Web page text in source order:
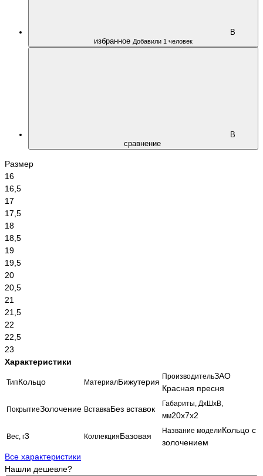
В
избранное Добавили 1 человек
В
сравнение
Размер
16
16,5
17
17,5
18
18,5
19
19,5
20
20,5
21
21,5
22
22,5
23
Характеристики
ТипКольцо МатериалБижутерия
ПроизводительЗАО
Красная пресня
ПокрытиеЗолочение ВставкаБез вставок
Габариты, ДхШхВ,
мм20х7х2
Вес, г3 КоллекцияБазовая
Название моделиКольцо с
золочением
Все характеристики
Нашли дешевле?